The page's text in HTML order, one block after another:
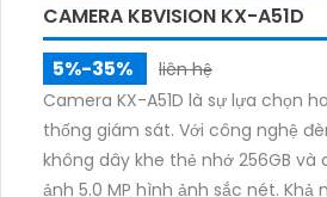
CAMERA KBVISION KX-A51D
5%-35%
liên hệ
Camera KX-A51D là sự lựa chọn
thống giám sát. Với công nghệ
không dây khe thẻ nhớ 256GB và
ảnh 5.0 MP hình ảnh sắc nét.